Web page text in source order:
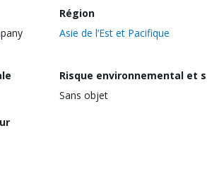
Région
Asie de l’Est et Pacifique
Risque environnemental et
Sans objet